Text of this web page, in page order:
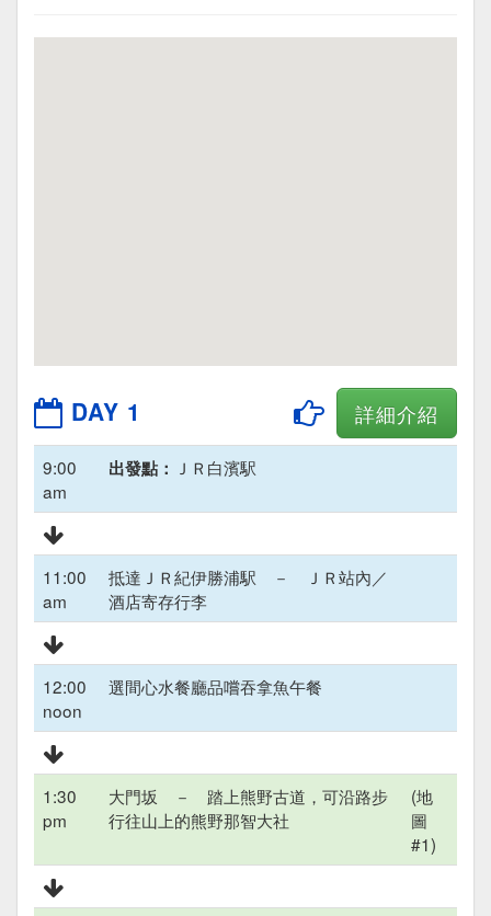
DAY 1 詳細介紹
9:00
am
出發點： ＪＲ白濱駅
11:00
am
抵達ＪＲ紀伊勝浦駅 － ＪＲ站內／
酒店寄存行李
12:00
noon
選間心水餐廳品嚐吞拿魚午餐
1:30
pm
大門坂 － 踏上熊野古道，可沿路步
行往山上的熊野那智大社
(地
圖
#1)